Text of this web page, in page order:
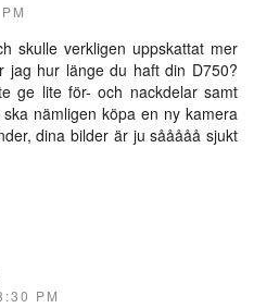
skulle verkligen uppskattat mer
jag hur länge du haft din D750?
ge lite för- och nackdelar samt
nämligen köpa en ny kamera
dina bilder är ju sååååå sjukt
PM